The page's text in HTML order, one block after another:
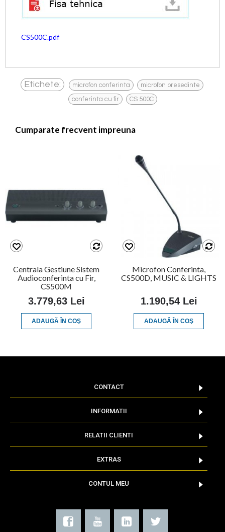
CS500C.pdf
Etichete: microfon conferinta , microfon presedinte ,
conferinta cu fir , CS 500C
Cumparate frecvent impreuna
Centrala Gestiune Sistem
Audioconferinta cu Fir,
CS500M
3.779,63 Lei
ADAUGĂ ÎN COŞ
Microfon Conferinta,
CS500D, MUSIC & LIGHTS
1.190,54 Lei
ADAUGĂ ÎN COŞ
CONTACT
INFORMATII
RELATII CLIENTI
EXTRAS
CONTUL MEU